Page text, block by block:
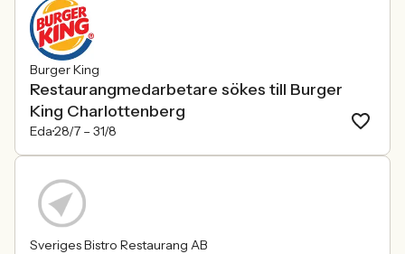
Burger King
Restaurangmedarbetare sökes till Burger
King Charlottenberg
Eda28/7 – 31/8
Sveriges Bistro Restaurang AB